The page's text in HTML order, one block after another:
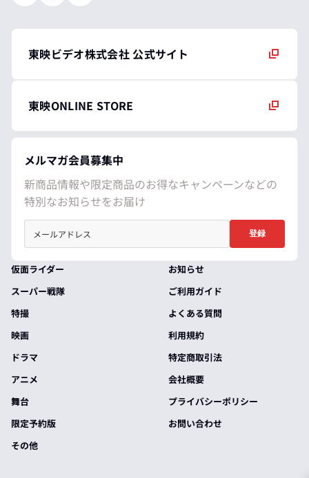
東映ビデオ株式会社 公式サイト
東映ONLINE STORE
メルマガ会員募集中
新商品情報や限定商品のお得なキャンペーンなどの
特別なお知らせをお届け
登録
仮面ライダー
スーパー戦隊
特撮
映画
ドラマ
アニメ
舞台
限定予約版
その他
お知らせ
ご利用ガイド
よくある質問
利用規約
特定商取引法
会社概要
プライバシーポリシー
お問い合わせ